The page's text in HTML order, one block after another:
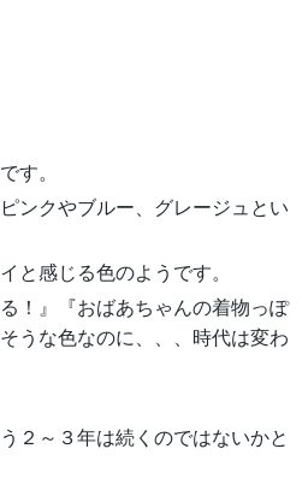
す。
ンクやブルー、グレージュとい
と感じる色のようです。
！』『おばあちゃんの着物っぽ
うな色なのに、、、時代は変わ
２～３年は続くのではないかと